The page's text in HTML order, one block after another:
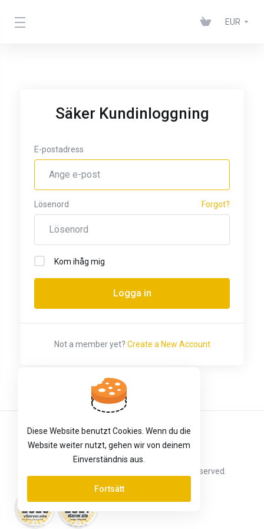
EUR
Säker Kundinloggning
E-postadress
Lösenord Forgot?
Kom ihåg mig
Not a member yet? Create a New Account
Copyright © 2026 vServer.site. All Rights Reserved.
Svenska
Diese Website benutzt Cookies. Wenn du die
Website weiter nutzt, gehen wir von deinem
Einverständnis aus.
Fortsätt